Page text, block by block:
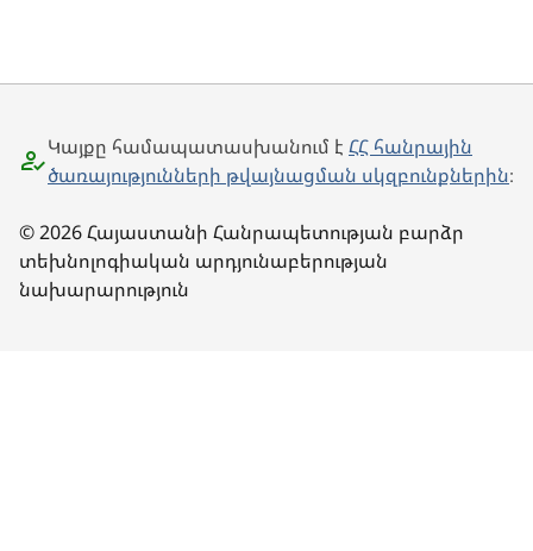
Կայքը համապատասխանում է ՀՀ հանրային
ծառայությունների թվայնացման սկզբունքներին։
© 2026 Հայաստանի Հանրապետության բարձր
տեխնոլոգիական արդյունաբերության
նախարարություն